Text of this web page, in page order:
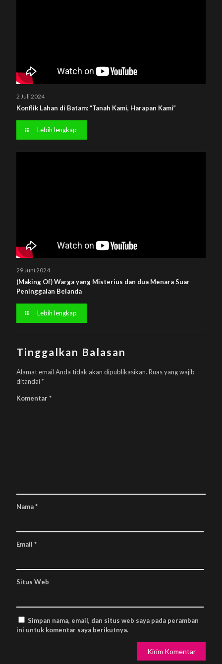
2 Juli 2024
Konflik Lahan di Batam: “Tanah Kami, Harapan Kami”
Lebih lengkap
29 Juni 2024
(Making Of) Warga yang Misterius dan dua Menara Suar
Peninggalan Belanda
Lebih lengkap
Tinggalkan Balasan
Alamat email Anda tidak akan dipublikasikan. Ruas yang wajib
ditandai*
Komentar*
Nama*
Email *
Situs Web
Simpan nama, email, dan situs web saya pada peramban
ini untuk komentar saya berikutnya.